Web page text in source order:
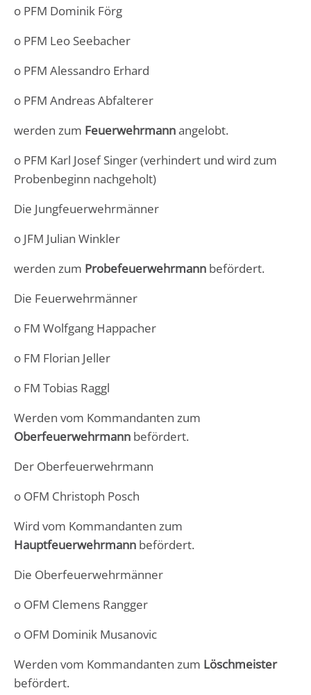
o PFM Dominik Förg
o PFM Leo Seebacher
o PFM Alessandro Erhard
o PFM Andreas Abfalterer
werden zum Feuerwehrmannangelobt.
o PFM Karl Josef Singer (verhindert und wird zum
Probenbeginn nachgeholt)
Die Jungfeuerwehrmänner
o JFM Julian Winkler
werden zum Probefeuerwehrmann befördert.
Die Feuerwehrmänner
o FM Wolfgang Happacher
o FM Florian Jeller
o FM Tobias Raggl
Werden vom Kommandanten zum
Oberfeuerwehrmann befördert.
Der Oberfeuerwehrmann
o OFM Christoph Posch
Wird vom Kommandanten zum
Hauptfeuerwehrmann befördert.
Die Oberfeuerwehrmänner
o OFM Clemens Rangger
o OFM Dominik Musanovic
Werden vom Kommandanten zum Löschmeister
befördert.